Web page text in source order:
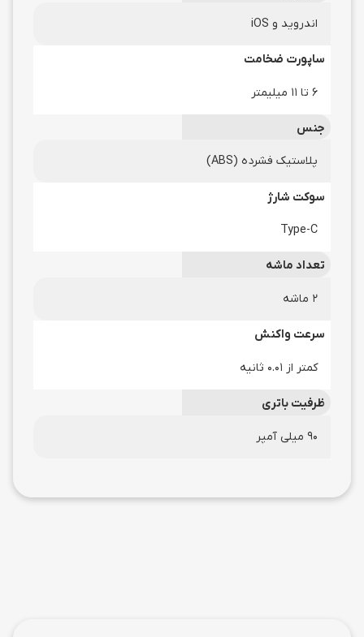
اندروید و iOS
ساپورت ضخامت
6 تا 11 میلیمتر
جنس
پلاستیک فشرده (ABS)
سوکت شارژ
Type-C
تعداد ماشه
2 ماشه
سرعت واکنش
کمتر از 0.01 ثانیه
ظرفیت باتری
90 میلی آمپر